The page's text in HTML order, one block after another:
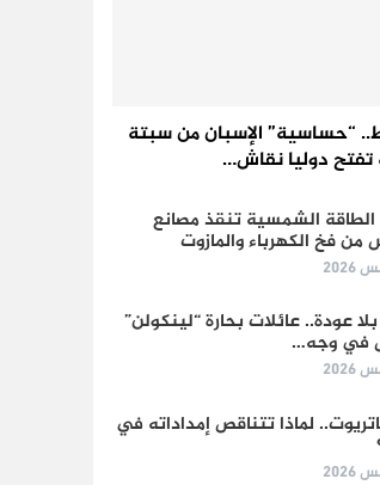
“حساسية” الإسبان من سبتة
تفتح دوليا نقاش…
الطاقة الشمسية تنقذ مصانع
من فخ الكهرباء والمازوت
عودة.. عائلات بحارة “لينكولن”
في وجه…
لماذا تتناقص إمداداته في